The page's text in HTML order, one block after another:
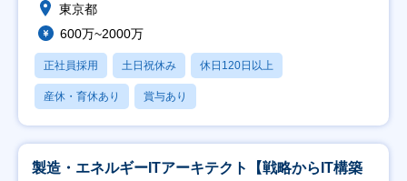
東京都
600万~2000万
正社員採用 土日祝休み 休日120日以上
産休・育休あり 賞与あり
製造・エネルギーITアーキテクト【戦略からIT構築